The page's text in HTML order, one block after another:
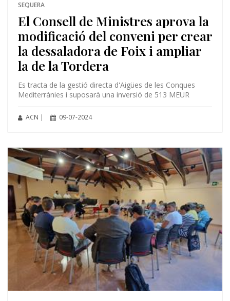
SEQUERA
El Consell de Ministres aprova la
modificació del conveni per crear
la dessaladora de Foix i ampliar
la de la Tordera
Es tracta de la gestió directa d'Aigües de les Conques
Mediterrànies i suposarà una inversió de 513 MEUR
ACN | 09-07-2024